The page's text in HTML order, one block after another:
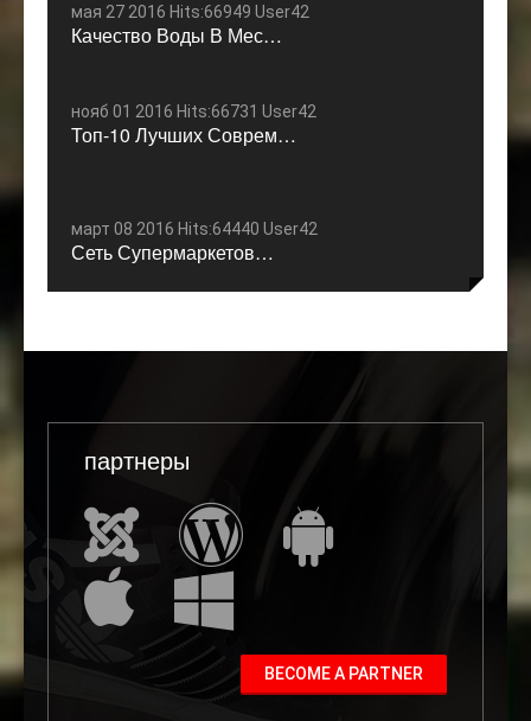
мая 27 2016 Hits:66949 User42
Качество Воды В Мес…
нояб 01 2016 Hits:66731 User42
Топ-10 Лучших Соврем…
март 08 2016 Hits:64440 User42
Сеть Супермаркетов…
партнеры
BECOME A PARTNER